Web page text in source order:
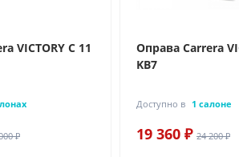
VICTORY C 11
₽
Оправа Carrera
KB7
Доступно в 1 салоне
19 360 ₽ 24 200 ₽